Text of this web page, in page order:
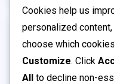
Recompensas
Cookies help us
personalized content,
choose which
Customize. Click
All to decline non-